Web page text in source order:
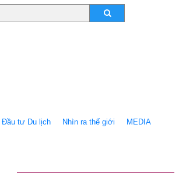
Ðầu tư Du lịch Nhìn ra thế giới MEDIA